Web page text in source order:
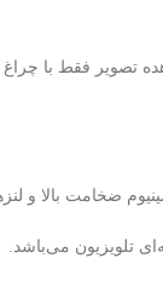
تصویر فقط با
تلویزیون می‌باشد.